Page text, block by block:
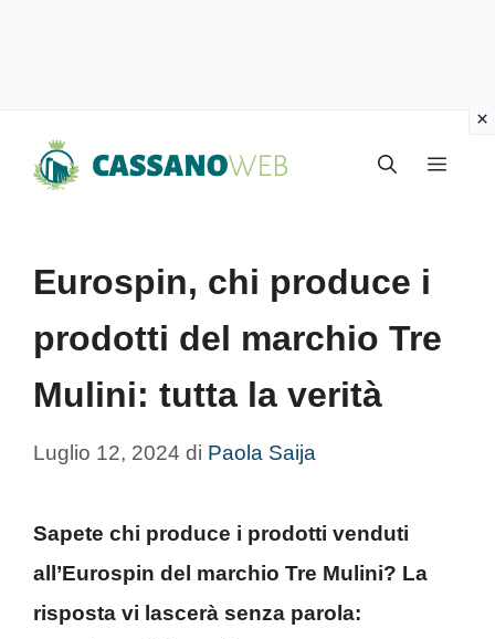
Menu
Eurospin, chi produce i
prodotti del marchio Tre
Mulini: tutta la verità
Luglio 12, 2024 di Paola Saija
Sapete chi produce i prodotti venduti
all’Eurospin del marchio Tre Mulini? La
risposta vi lascerà senza parola: